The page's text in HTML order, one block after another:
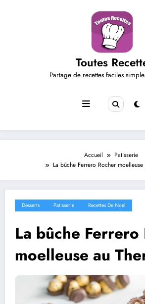
Toutes
Partage de recettes faciles
Accueil
Patisserie
La bûche Ferrero Rocher
Desserts Patisserie Recettes De Noel
La bûche Ferrero
moelleuse au